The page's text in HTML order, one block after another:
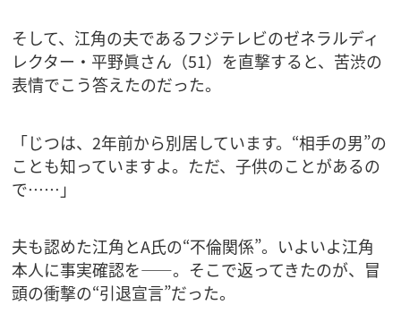
そして、江角の夫であるフジテレビのゼネラルディ
レクター・平野眞さん（51）を直撃すると、苦渋の
表情でこう答えたのだった。
「じつは、2年前から別居しています。“相手の男”の
ことも知っていますよ。ただ、子供のことがあるの
で……」
夫も認めた江角とA氏の“不倫関係”。いよいよ江角
本人に事実確認を――。そこで返ってきたのが、冒
頭の衝撃の“引退宣言”だった。